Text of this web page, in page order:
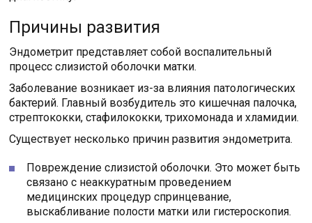
Причины развития
Эндометрит представляет собой воспалительный
процесс слизистой оболочки матки.
Заболевание возникает из-за влияния патологических
бактерий. Главный возбудитель это кишечная палочка,
стрептококки, стафилококки, трихомонада и хламидии.
Существует несколько причин развития эндометрита.
Повреждение слизистой оболочки. Это может быть
связано с неаккуратным проведением
медицинских процедур спринцевание,
выскабливание полости матки или гистероскопия.